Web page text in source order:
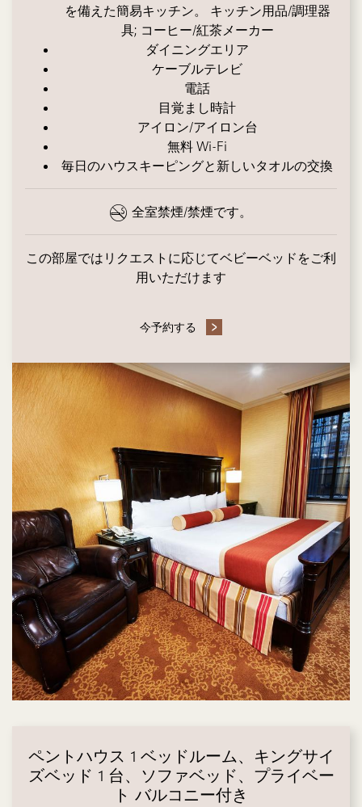
を備えた簡易キッチン。 キッチン用品/調理器
具; コーヒー/紅茶メーカー
ダイニングエリア
ケーブルテレビ
電話
目覚まし時計
アイロン/アイロン台
無料 Wi-Fi
毎日のハウスキーピングと新しいタオルの交換
全室禁煙/禁煙です。
この部屋ではリクエストに応じてベビーベッドをご利
用いただけます
今予約する
ペントハウス 1 ベッドルーム、キングサイ
ズベッド 1 台、ソファベッド、プライベー
ト バルコニー付き